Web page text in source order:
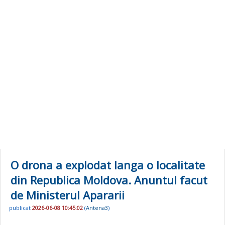
O drona a explodat langa o localitate
din Republica Moldova. Anuntul facut
de Ministerul Apararii
publicat 2026-06-08 10:45:02 (Antena3)